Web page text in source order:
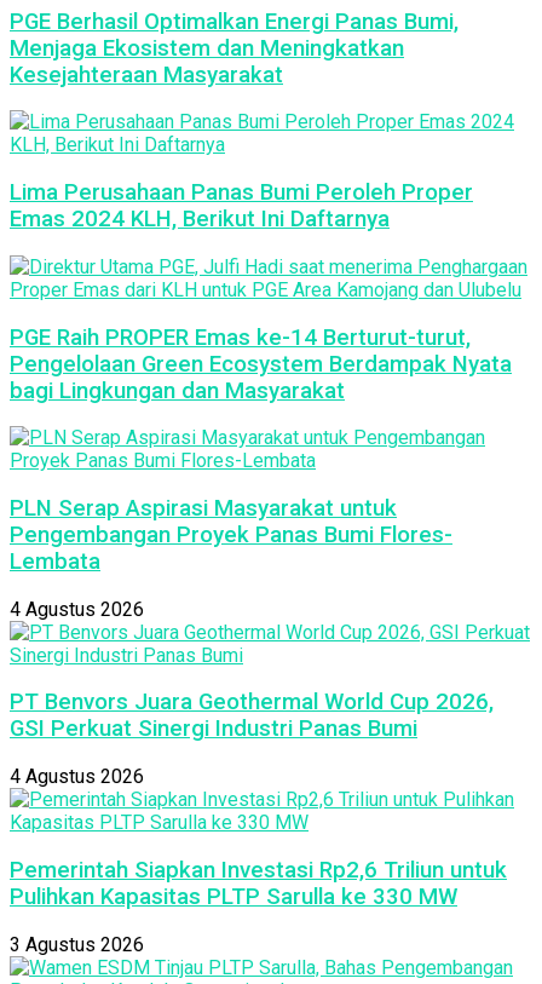
PGE Berhasil Optimalkan Energi Panas Bumi,
Menjaga Ekosistem dan Meningkatkan
Kesejahteraan Masyarakat
Lima Perusahaan Panas Bumi Peroleh Proper
Emas 2024 KLH, Berikut Ini Daftarnya
PGE Raih PROPER Emas ke-14 Berturut-turut,
Pengelolaan Green Ecosystem Berdampak Nyata
bagi Lingkungan dan Masyarakat
PLN Serap Aspirasi Masyarakat untuk
Pengembangan Proyek Panas Bumi Flores-
Lembata
4 Agustus 2026
PT Benvors Juara Geothermal World Cup 2026,
GSI Perkuat Sinergi Industri Panas Bumi
4 Agustus 2026
Pemerintah Siapkan Investasi Rp2,6 Triliun untuk
Pulihkan Kapasitas PLTP Sarulla ke 330 MW
3 Agustus 2026